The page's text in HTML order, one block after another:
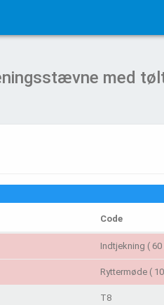
med
Code
Indtjekning (
Ryttermøde (
T8